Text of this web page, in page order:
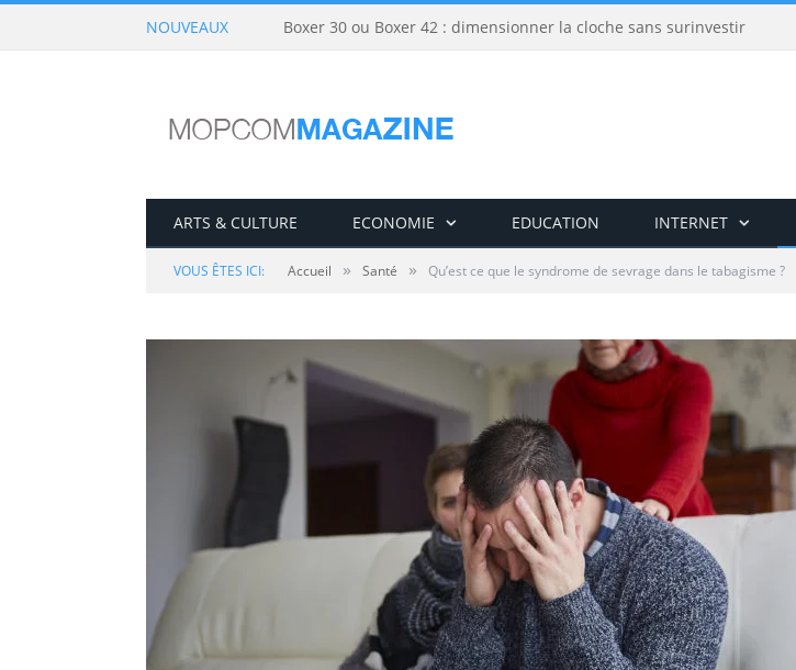
NOUVEAUX Boxer 30 ou Boxer 42 : dimensionner la cloche sans surinvestir
ARTS & CULTURE ECONOMIE EDUCATION INTERNET
VOUS ÊTES ICI: Accueil » Santé » Qu’est ce que le syndrome de sevrage dans le tabagisme ?